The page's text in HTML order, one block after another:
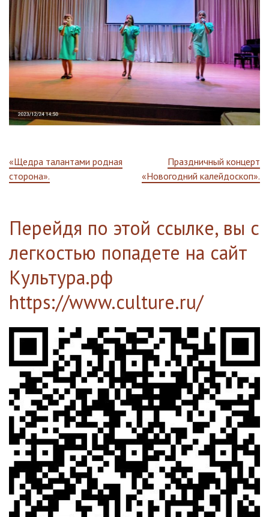
Навигация
по
записям
«Щедра талантами родная
сторона».
Праздничный концерт
«Новогодний калейдоскоп».
Перейдя по этой ссылке, вы с
легкостью попадете на сайт
Культура.рф
https://www.culture.ru/